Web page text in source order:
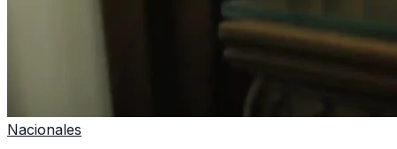
Nacionales